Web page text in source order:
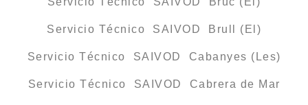
Servicio Técnico SAIVOD Brull (El)
Servicio Técnico SAIVOD Cabanyes (Les)
Servicio Técnico SAIVOD Cabrera de Mar